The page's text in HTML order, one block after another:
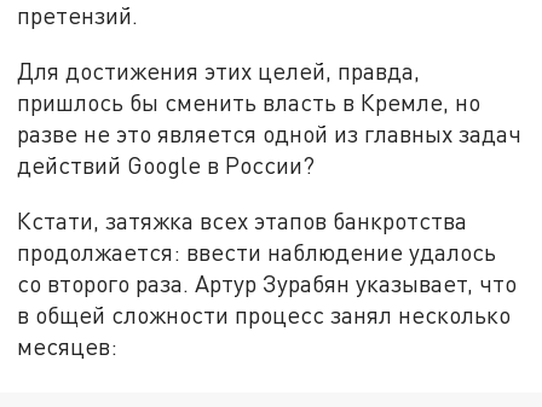
претензий.
Для достижения этих целей, правда,
пришлось бы сменить власть в Кремле, но
разве не это является одной из главных задач
действий Google в России?
Кстати, затяжка всех этапов банкротства
продолжается: ввести наблюдение удалось
со второго раза. Артур Зурабян указывает, что
в общей сложности процесс занял несколько
месяцев: